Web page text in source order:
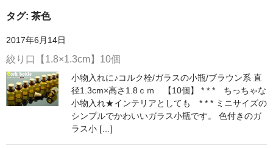
商品一覧
絞り口
コルク栓
プラ栓
タグ: 茶色
2017年6月14日
絞り口【1.8×1.3cm】10個
小物入れに♪コルク栓/ガラスの小瓶/ブラウン系 直
径1.3cm×高さ1.8ｃｍ 【10個】 * * * ちっちゃな
小物入れ★インテリアとしても * * * ミニサイズの
シンプルでかわいいガラス小瓶です。 色付きのガ
ラス小 […]